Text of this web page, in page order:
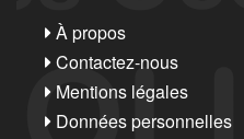
À propos
Contactez-nous
Mentions légales
Données personnelles